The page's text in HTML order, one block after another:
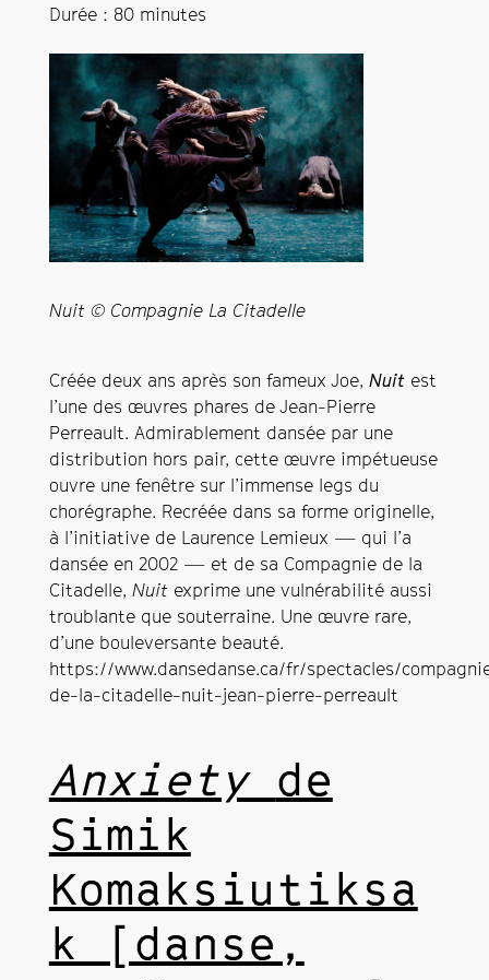
Durée : 80 minutes
Nuit © Compagnie La Citadelle
Créée deux ans après son fameux Joe, Nuit est
l’une des œuvres phares de Jean-Pierre
Perreault. Admirablement dansée par une
distribution hors pair, cette œuvre impétueuse
ouvre une fenêtre sur l’immense legs du
chorégraphe. Recréée dans sa forme originelle,
à l’initiative de Laurence Lemieux — qui l’a
dansée en 2002 — et de sa Compagnie de la
Citadelle, Nuit exprime une vulnérabilité aussi
troublante que souterraine. Une œuvre rare,
d’une bouleversante beauté.
https://www.dansedanse.ca/fr/spectacles/
de-la-citadelle-nuit-jean-pierre-perreault
Anxiety de
Simik
Komaksiutiksa
k [danse,